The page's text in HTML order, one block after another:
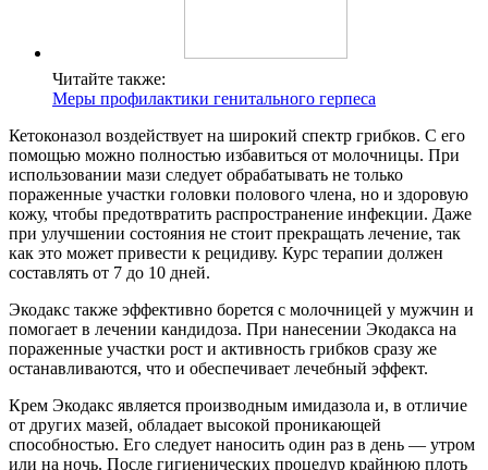
Читайте также:
Меры профилактики генитального герпеса
Кетоконазол воздействует на широкий спектр грибков. С его
помощью можно полностью избавиться от молочницы. При
использовании мази следует обрабатывать не только
пораженные участки головки полового члена, но и здоровую
кожу, чтобы предотвратить распространение инфекции. Даже
при улучшении состояния не стоит прекращать лечение, так
как это может привести к рецидиву. Курс терапии должен
составлять от 7 до 10 дней.
Экодакс также эффективно борется с молочницей у мужчин и
помогает в лечении кандидоза. При нанесении Экодакса на
пораженные участки рост и активность грибков сразу же
останавливаются, что и обеспечивает лечебный эффект.
Крем Экодакс является производным имидазола и, в отличие
от других мазей, обладает высокой проникающей
способностью. Его следует наносить один раз в день — утром
или на ночь. После гигиенических процедур крайнюю плоть